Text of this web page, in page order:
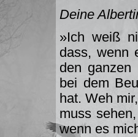
Deine
»Ich weiß
dass, wenn
den ganzen
bei dem
hat. Weh
muss
wenn es